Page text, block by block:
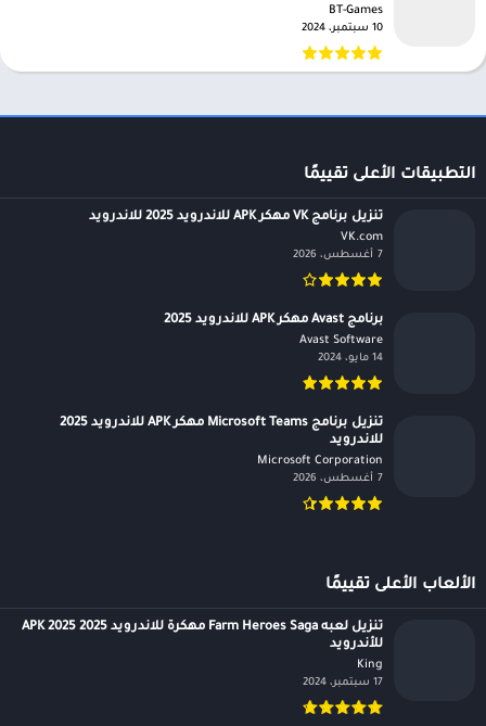
BT-Games‏
10 سبتمبر، 2024
التطبيقات الأعلى تقييمًا
تنزيل برنامج VK مهكر APK للاندرويد 2025 للاندرويد
VK.com‏
7 أغسطس، 2026
برنامج Avast مهكر APK للاندرويد 2025
Avast Software‏
14 مايو، 2024
تنزيل برنامج Microsoft Teams مهكر APK للاندرويد 2025
للاندرويد
Microsoft Corporation‏
7 أغسطس، 2026
الألعاب الأعلى تقييمًا
تنزيل لعبه Farm Heroes Saga مهكرة للاندرويد APK 2025 2025
للأندرويد
King‏
17 سبتمبر، 2024